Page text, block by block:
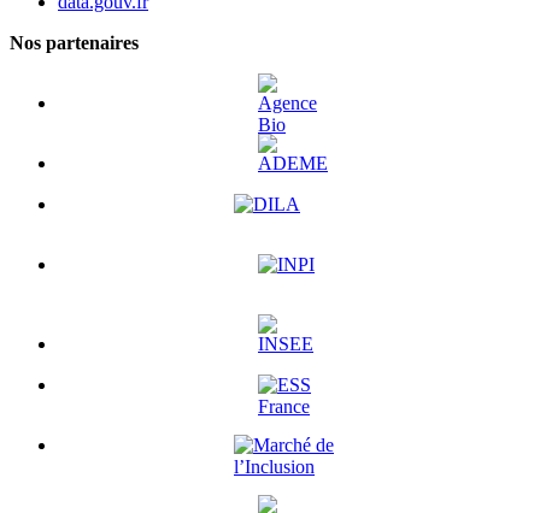
Nos partenaires